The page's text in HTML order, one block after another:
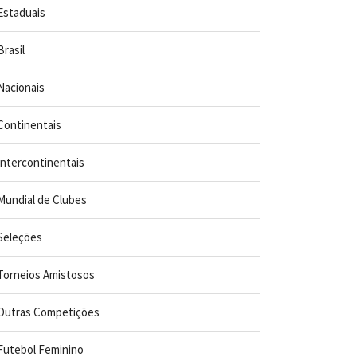
de Clubes
Amistosos
Competições
Feminino